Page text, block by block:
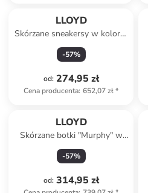
LLOYD
Skórzane sneakersy w kolorze
biało-jasnobrązowym
-57%
od: 274,95 zł
Cena producenta: 652,07 zł*
LLOYD
Skórzane botki "Murphy" w
kolorze jasnobrązowym
-57%
od: 314,95 zł